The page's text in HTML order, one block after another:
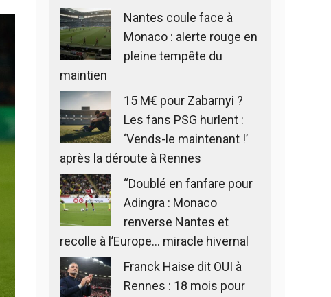
Nantes coule face à
Monaco : alerte rouge en
pleine tempête du
maintien
15 M€ pour Zabarnyi ?
Les fans PSG hurlent :
‘Vends-le maintenant !’
après la déroute à Rennes
“Doublé en fanfare pour
Adingra : Monaco
renverse Nantes et
recolle à l’Europe… miracle hivernal
Franck Haise dit OUI à
Rennes : 18 mois pour